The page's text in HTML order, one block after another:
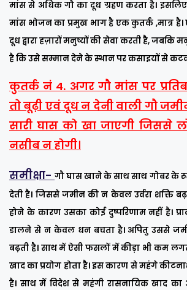
मांस से अधिक गौ का दूध ग्रहण करता है।
मांस भोजन का प्रमुख भाग है एक कुतर्क ,मात्र
दूध द्वारा हज़ारों मनुष्यों की सेवा करती है, जबकि
है कि उसे सम्मान देने के स्थान पर कसाइयों से
कुतर्क नं 4. अगर गौ मांस पर
तो बूढ़ी एवं दूध न देनी वाली गौ
सारी घास को खा जाएगी जिससे
नसीब न होगी।
समीक्षा-गौ घास खाने के साथ साथ गोबर के
देती है। जिससे जमीन की न केवल उर्वरा शक्ति
होने के कारण उसका कोई दुष्परिणाम नहीं है।
डालने से न केवल धन बचता है। अपितु उससे
बढ़ती है। साथ में ऐसी फसलों में कीड़ा भी कम
खाद का प्रयोग होता है। इस कारण से महंगे
है। साथ में विदेश से महंगी रासनायिक खाद